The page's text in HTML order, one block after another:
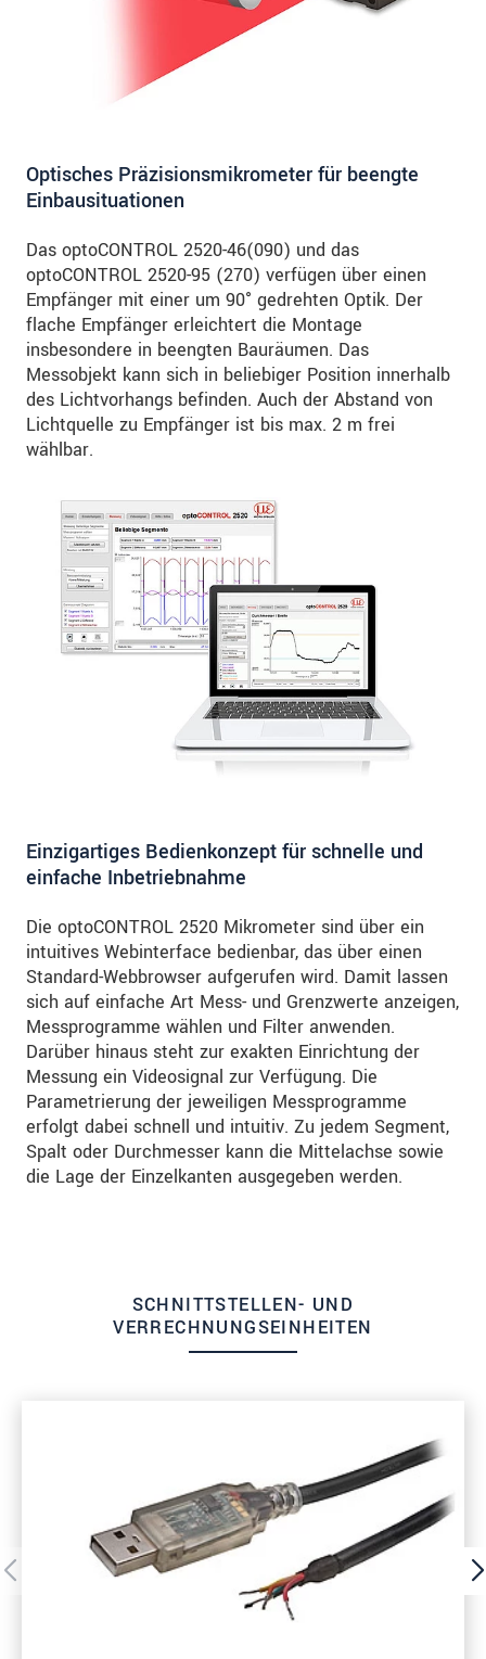
Optisches Präzisionsmikrometer für beengte
Einbausituationen
Das optoCONTROL 2520-46(090) und das
optoCONTROL 2520-95 (270) verfügen über einen
Empfänger mit einer um 90° gedrehten Optik. Der
flache Empfänger erleichtert die Montage
insbesondere in beengten Bauräumen. Das
Messobjekt kann sich in beliebiger Position innerhalb
des Lichtvorhangs befinden. Auch der Abstand von
Lichtquelle zu Empfänger ist bis max. 2 m frei
wählbar.
Einzigartiges Bedienkonzept für schnelle und
einfache Inbetriebnahme
Die optoCONTROL 2520 Mikrometer sind über ein
intuitives Webinterface bedienbar, das über einen
Standard-Webbrowser aufgerufen wird. Damit lassen
sich auf einfache Art Mess- und Grenzwerte anzeigen,
Messprogramme wählen und Filter anwenden.
Darüber hinaus steht zur exakten Einrichtung der
Messung ein Videosignal zur Verfügung. Die
Parametrierung der jeweiligen Messprogramme
erfolgt dabei schnell und intuitiv. Zu jedem Segment,
Spalt oder Durchmesser kann die Mittelachse sowie
die Lage der Einzelkanten ausgegeben werden.
SCHNITTSTELLEN- UND
VERRECHNUNGSEINHEITEN